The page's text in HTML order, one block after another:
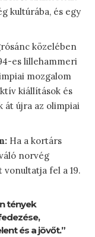
kultúrába, és egy
közelében
es lillehammeri
mozgalom
kiállítások és
át újra az olimpiai
Ha a kortárs
norvég
fel a 19.
tények
és a jövőt.”